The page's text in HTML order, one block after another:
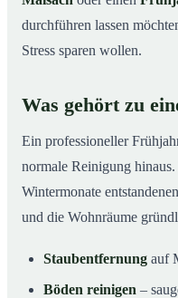
durchführen lassen
Stress sparen wollen.
Was gehört zu
Ein professioneller
normale Reinigung
Wintermonate
und die Wohnräume
Staubentfernung auf
Böden reinigen –